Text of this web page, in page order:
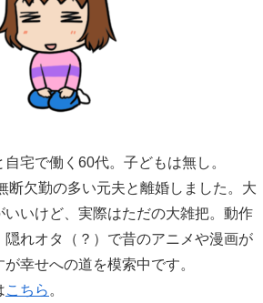
宅で働く60代。子どもは無し。
断欠勤の多い元夫と離婚しました。大
いいけど、実際はただの大雑把。動作
隠れオタ（？）で昔のアニメや漫画が
幸せへの道を模索中です。
こちら 。